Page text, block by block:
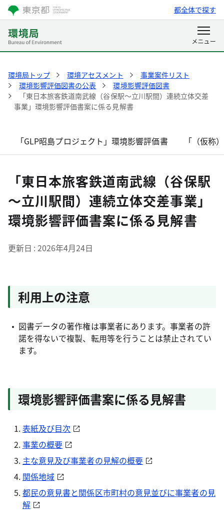
都全体で探す
環境局トップ 環境アセスメント
事業案件リスト
環境影響評価図書の公表
環境影響評価図書
「東日本旅客鉄道南武線（谷保駅～立川駅間）連続立体交差
事業」環境影響評価書案に係る見解書
「GLP昭島プロジェクト」環境影響評価書 「（仮称
「東日本旅客鉄道南武線（谷保駅
～立川駅間）連続立体交差事業」
環境影響評価書案に係る見解書
更新日 2026年4月24日
利用上の注意
図書データの著作権は事業者にあります。事業者の許
諾を得ないで複製、転用等を行うことは禁止されてい
ます。
環境影響評価書案に係る見解書
表紙及び目次
事業の概要
主な意見及び事業者の見解の概要
関係地域
都民の意見書と関係区市町村の意見並びに事業者の見
解